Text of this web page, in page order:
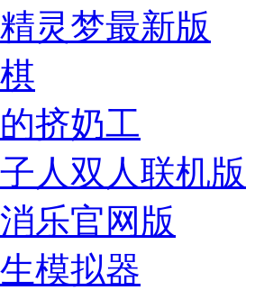
灵梦最新版
挤奶工
人双人联机版
乐官网版
模拟器